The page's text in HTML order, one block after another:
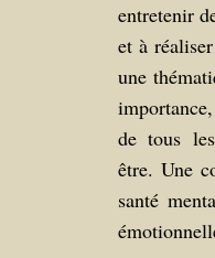
entretenir
et à
une
de tous
être. Une
santé